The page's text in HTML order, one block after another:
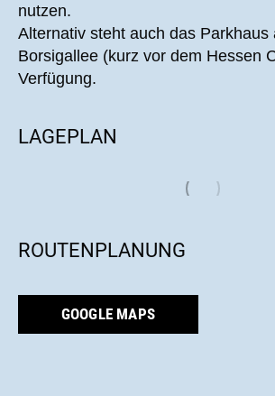
nutzen.
Alternativ steht auch das Parkhaus
Borsigallee (kurz vor dem Hessen
Verfügung.
LAGEPLAN
ROUTENPLANUNG
GOOGLE MAPS